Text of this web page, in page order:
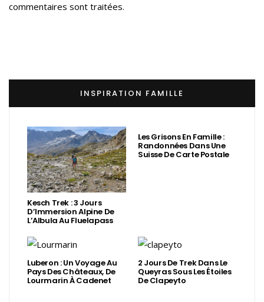
commentaires sont traitées.
INSPIRATION FAMILLE
Kesch Trek : 3 Jours
D’Immersion Alpine De
L’Albula Au Fluelapass
Les Grisons En Famille :
Randonnées Dans Une
Suisse De Carte Postale
Luberon : Un Voyage Au
Pays Des Châteaux, De
Lourmarin À Cadenet
2 Jours De Trek Dans Le
Queyras Sous Les Étoiles
De Clapeyto